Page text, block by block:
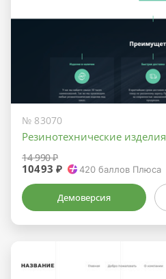
№ 83070
Резинотехнические изделия
14 990 ₽
10493 ₽ 420 баллов Плюса
Демоверсия